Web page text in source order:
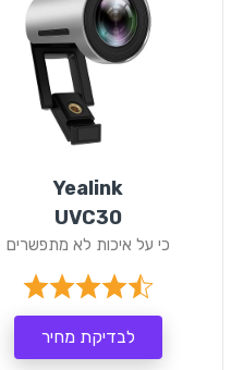
Yealink
UVC30
כי על איכות לא מתפשרים
לבדיקת מחיר